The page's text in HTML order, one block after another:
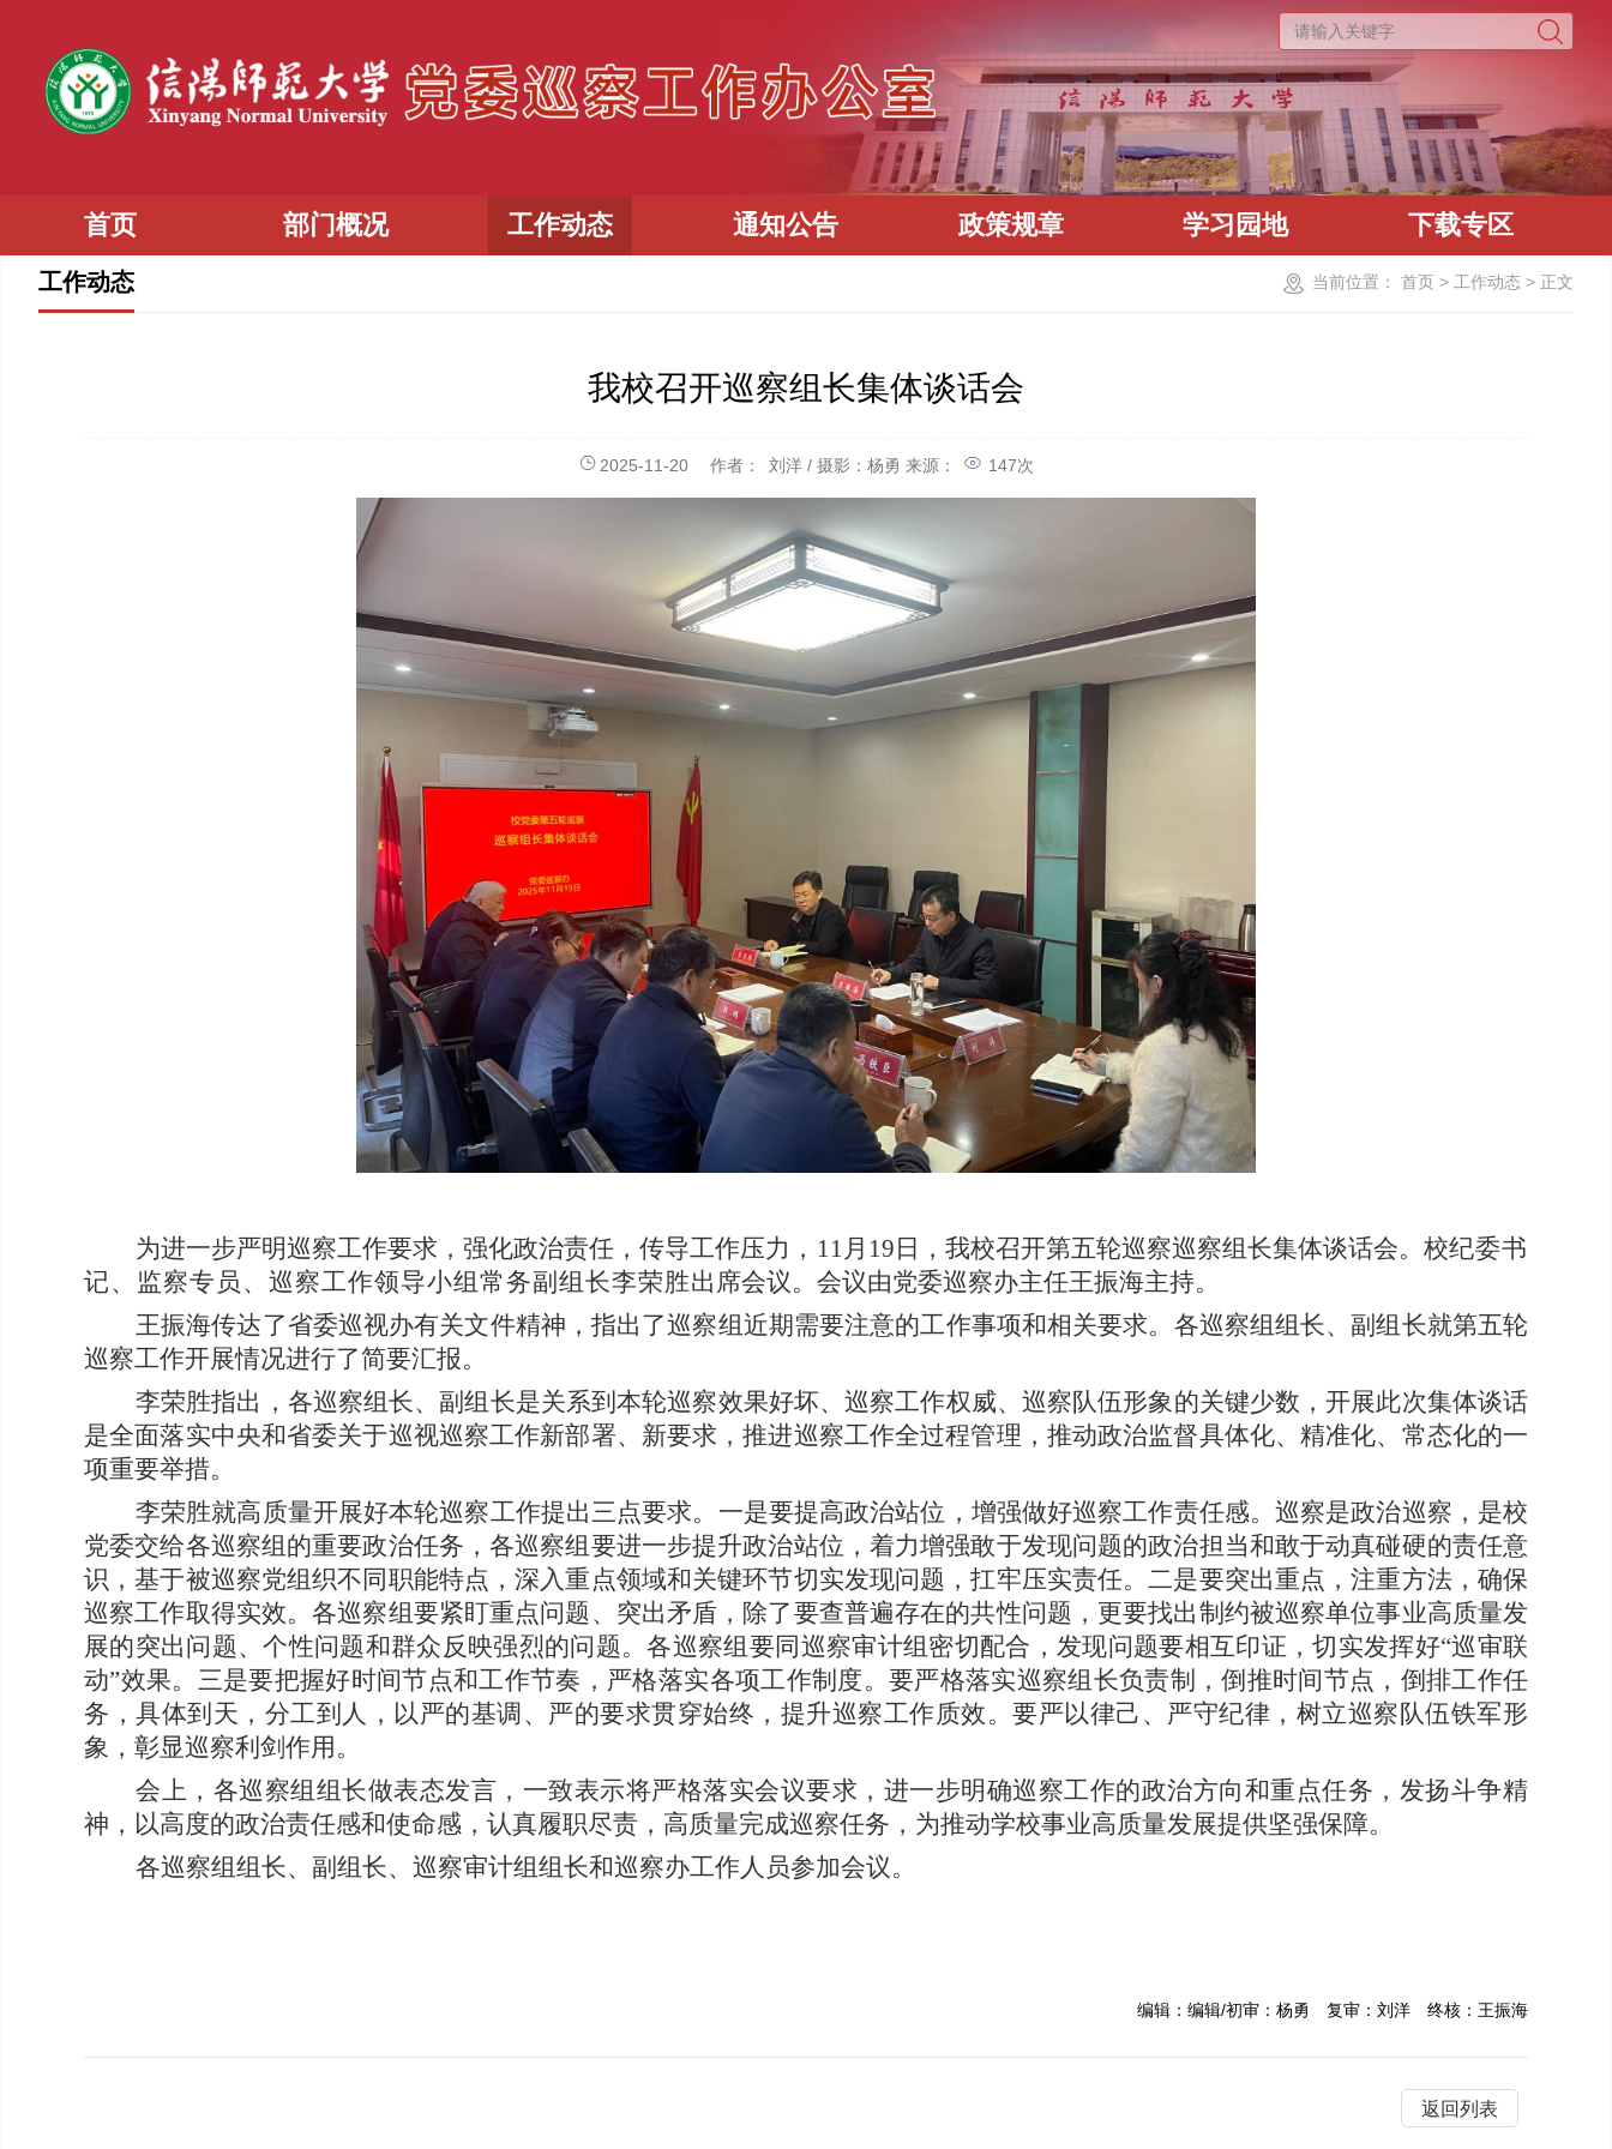
首页 部门概况 工作动态 通知公告 政策规章 学习园地 下载专区
当前位置： 首页 > 工作动态 > 正文
工作动态
我校召开巡察组长集体谈话会
2025-11-20 作者： 刘洋 / 摄影：杨勇 来源： 147次
为进一步严明巡察工作要求，强化政治责任，传导工作压力， 11月19日，我校召开第五轮巡察巡察组长集体谈话会。校纪委书
记、监察专员、巡察工作领导小组常务副组长李荣胜出席会议。会议由党委巡察办主任王振海主持。
王振海传达了省委巡视办有关文件精神，指出了巡察组近期需要注意的工作事项和相关要求。各巡察组组长、副组长就第五轮
巡察工作开展情况进行了简要汇报。
李荣胜指出，各巡察组长、副组长是关系到本轮巡察效果好坏、巡察工作权威、巡察队伍形象的关键少数，开展此次集体谈话
是全面落实中央和省委关于巡视巡察工作新部署、新要求，推进巡察工作全过程管理，推动政治监督具体化、精准化、常态化的一
项重要举措。
李荣胜就高质量开展好本轮巡察工作提出三点要求。 一是要提高政治站位，增强做好巡察工作责任感。巡察是政治巡察，是校
党委交给各巡察组的重要政治任务，各巡察组要进一步提升政治站位，着力增强敢于发现问题的政治担当和敢于动真碰硬的责任意
识，基于被巡察党组织不同职能特点，深入重点领域和关键环节切实发现问题，扛牢压实责任。二是要突出重点，注重方法，确保
巡察工作取得实效。各巡察组要紧盯重点问题、突出矛盾，除了要查普遍存在的共性问题，更要找出制约被巡察单位事业高质量发
展的突出问题、个性问题和群众反映强烈的问题。各巡察组要同巡察审计组密切配合，发现问题要相互印证，切实发挥好“巡审联
动”效果。 三是要把握好时间节点和工作节奏，严格落实各项工作制度。要严格落实巡察组长负责制，倒推时间节点，倒排工作任
务，具体到天，分工到人，以严的基调、严的要求贯穿始终，提升巡察工作质效。要严以律己、严守纪律，树立巡察队伍铁军形
象，彰显巡察利剑作用。
会上，各巡察组组长做表态发言，一致表示将严格落实会议要求，进一步明确巡察工作的政治方向和重点任务，发扬斗争精
神，以高度的政治责任感和使命感，认真履职尽责，高质量完成巡察任务，为推动学校事业高质量发展提供坚强保障。
各巡察组组长、副组长、巡察审计组组长和巡察办工作人员参加会议。
编辑：编辑/初审：杨勇 复审：刘洋 终核：王振海
返回列表